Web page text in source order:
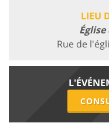
LIEU
Rue de